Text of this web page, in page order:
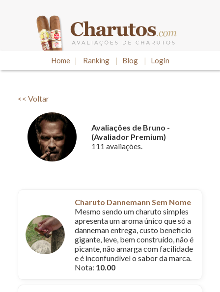
Home | Ranking | Blog | Login
<< Voltar
Avaliações de Bruno -
(Avaliador Premium)
111 avaliações.
Charuto Dannemann Sem Nome
Mesmo sendo um charuto simples
apresenta um aroma único que só a
danneman entrega, custo beneficio
gigante, leve, bem construído, não é
picante, não amarga com facilidade
e é inconfundível o sabor da marca.
Nota: 10.00